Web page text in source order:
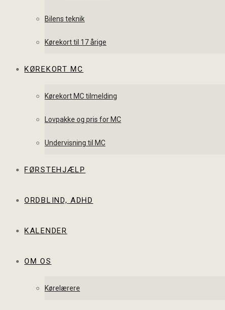
Bilens teknik
Kørekort til 17 årige
KØREKORT MC
Kørekort MC tilmelding
Lovpakke og pris for MC
Undervisning til MC
FØRSTEHJÆLP
ORDBLIND, ADHD
KALENDER
OM OS
Kørelærere